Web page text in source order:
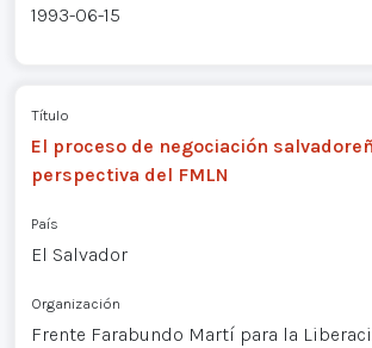
1993-06-15
Título
El proceso de negociación
perspectiva del FMLN
País
El Salvador
Organización
Frente Farabundo Martí para la